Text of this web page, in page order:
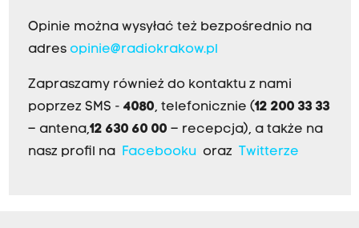
Opinie można wysyłać też bezpośrednio na
adres opinie@radiokrakow.pl
Zapraszamy również do kontaktu z nami
poprzez SMS - 4080, telefonicznie (12 200 33 33
– antena,12 630 60 00 – recepcja), a także na
nasz profil na
Facebookuoraz Twitterze